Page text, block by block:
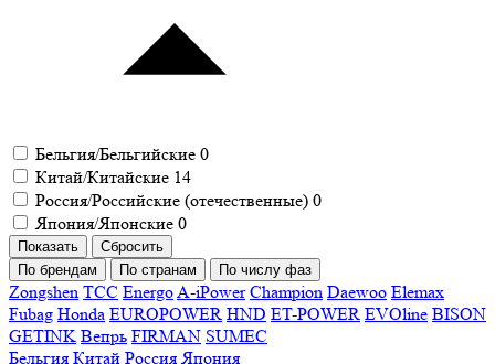
Бельгия/Бельгийские 0
Китай/Китайские 14
Россия/Российские (отечественные) 0
Япония/Японские 0
По брендам По странам По числу фаз
Zongshen ТСС EnergoA-iPower Champion Daewoo Elemax
Fubag Honda EUROPOWER HND ET-POWER EVOline BISON
GETINK Вепрь FIRMAN SUMEC
Бельгия Китай Россия Япония